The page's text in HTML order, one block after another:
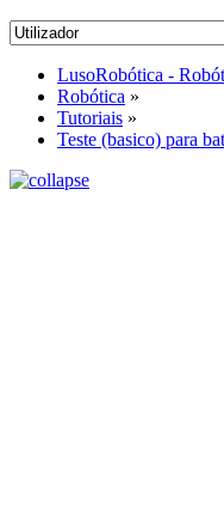
LusoRobótica -
Robótica »
Tutoriais »
Teste (basico) para